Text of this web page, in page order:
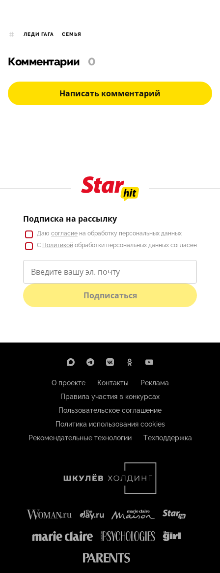
ЛЕДИ ГАГА СЕМЬЯ
Комментарии 0
Написать комментарий
Подписка на рассылку
Даю согласие на обработку персональных данных
С Политикой обработки персональных данных согласен
Подписаться
О проекте Контакты
Реклама
Правила участия в конкурсах
Пользовательское соглашение
Политика использования cookies
Рекомендательные технологии
Техподдержка